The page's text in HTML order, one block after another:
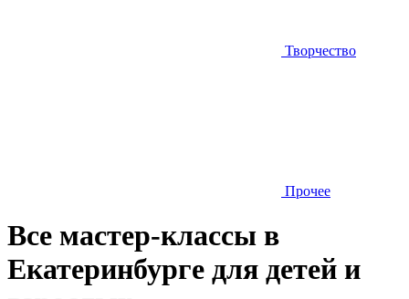
Творчество
Прочее
Все мастер-классы в
Екатеринбурге для детей и